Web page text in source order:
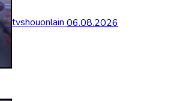
tvshouonlain06.08.2026